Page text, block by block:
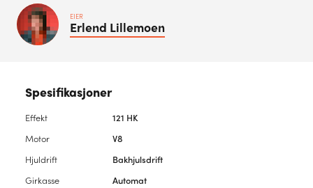
EIER
Erlend Lillemoen
Spesifikasjoner
Effekt
121 HK
Motor
V8
Hjuldrift
Bakhjulsdrift
Girkasse
Automat